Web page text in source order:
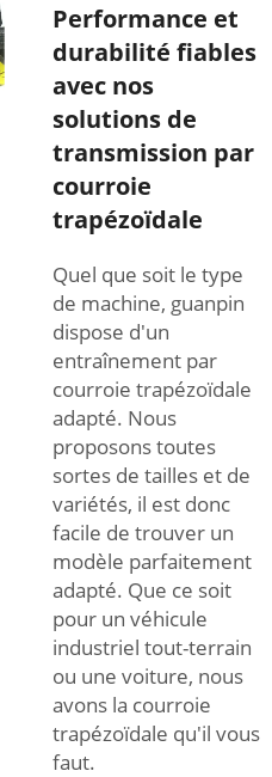
Performance et
durabilité fiables
avec nos
solutions de
transmission par
courroie
trapézoïdale
Quel que soit le type
de machine, guanpin
dispose d'un
entraînement par
courroie trapézoïdale
adapté. Nous
proposons toutes
sortes de tailles et de
variétés, il est donc
facile de trouver un
modèle parfaitement
adapté. Que ce soit
pour un véhicule
industriel tout-terrain
ou une voiture, nous
avons la courroie
trapézoïdale qu'il vous
faut.